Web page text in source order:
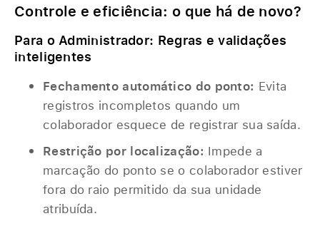
Controle e eficiência: o que há de novo?
Para o Administrador: Regras e validações
inteligentes
Fechamento automático do ponto: Evita
registros incompletos quando um
colaborador esquece de registrar sua saída.
Restrição por localização: Impede a
marcação do ponto se o colaborador estiver
fora do raio permitido da sua unidade
atribuída.